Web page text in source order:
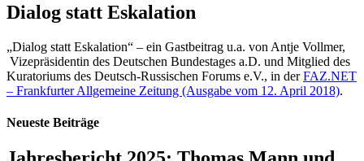
Dialog statt Eskalation
„Dialog statt Eskalation“ – ein Gastbeitrag u.a. von Antje Vollmer,
Vizepräsidentin des Deutschen Bundestages a.D. und Mitglied des
Kuratoriums des Deutsch-Russischen Forums e.V., in derFAZ.NET
– Frankfurter Allgemeine Zeitung (Ausgabe vom 12. April 2018).
Neueste Beiträge